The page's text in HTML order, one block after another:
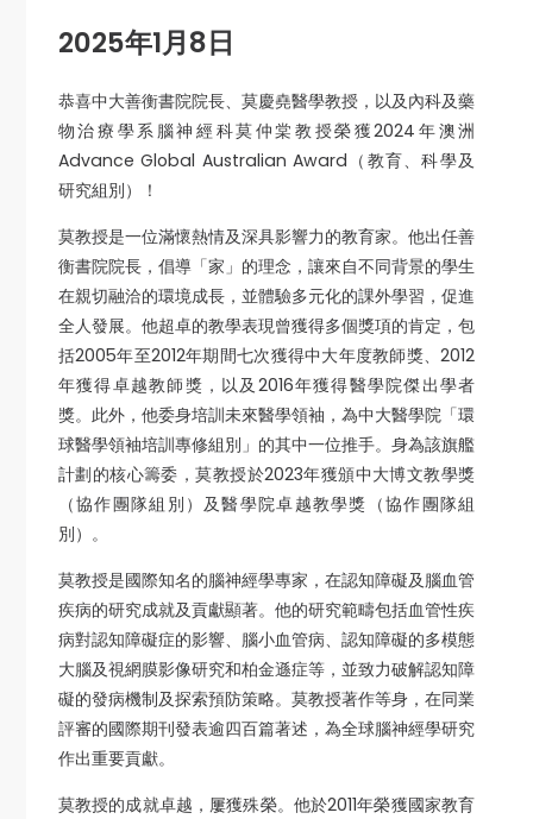
2025年1月8日
恭喜中大善衡書院院長、莫慶堯醫學教授，以及內科及藥
物治療學系腦神經科莫仲棠教授榮獲2024年澳洲
Advance Global Australian Award（教育、科學及
研究組別）！
莫教授是一位滿懷熱情及深具影響力的教育家。他出任善
衡書院院長，倡導「家」的理念，讓來自不同背景的學生
在親切融洽的環境成長，並體驗多元化的課外學習，促進
全人發展。他超卓的教學表現曾獲得多個獎項的肯定，包
括2005年至2012年期間七次獲得中大年度教師獎、2012
年獲得卓越教師獎，以及2016年獲得醫學院傑出學者
獎。此外，他委身培訓未來醫學領袖，為中大醫學院「環
球醫學領袖培訓專修組別」的其中一位推手。身為該旗艦
計劃的核心籌委，莫教授於2023年獲頒中大博文教學獎
（協作團隊組別）及醫學院卓越教學獎（協作團隊組
別）。
莫教授是國際知名的腦神經學專家，在認知障礙及腦血管
疾病的研究成就及貢獻顯著。他的研究範疇包括血管性疾
病對認知障礙症的影響、腦小血管病、認知障礙的多模態
大腦及視網膜影像研究和柏金遜症等，並致力破解認知障
礙的發病機制及探索預防策略。莫教授著作等身，在同業
評審的國際期刊發表逾四百篇著述，為全球腦神經學研究
作出重要貢獻。
莫教授的成就卓越，屢獲殊榮。他於2011年榮獲國家教育